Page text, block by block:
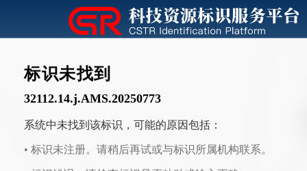
标识未找到
32112.14.j.AMS.20250773
系统中未找到该标识，可能的原因包括：
• 标识未注册。请稍后再试或与标识所属机构联系。